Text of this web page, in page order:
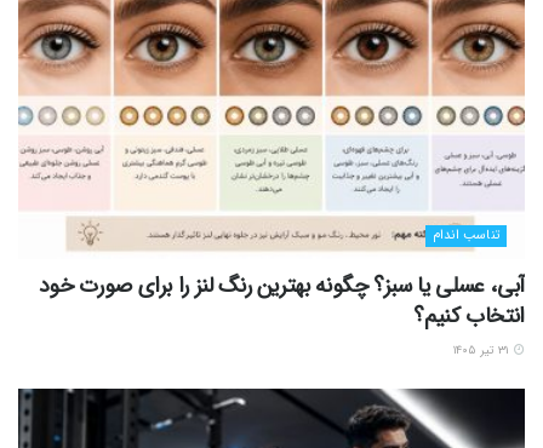
تناسب اندام
آبی، عسلی یا سبز؟ چگونه بهترین رنگ لنز را برای صورت خود
انتخاب کنیم؟